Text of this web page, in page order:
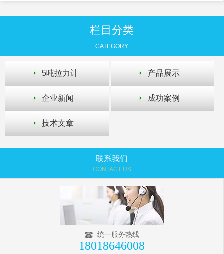
栏目分类
CATEGORY
5吨拉力计 产品展示
企业新闻 成功案例
技术文章
联系我们
CONTACT US
统一服务热线
18018646008